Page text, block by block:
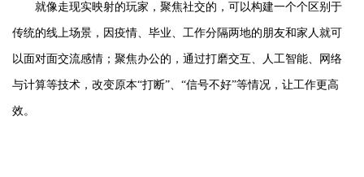
就像走现实映射的玩家，聚焦社交的，可以构建一个个区别于
传统的线上场景，因疫情、毕业、工作分隔两地的朋友和家人就可
以面对面交流感情；聚焦办公的，通过打磨交互、人工智能、网络
与计算等技术，改变原本“打断”、“信号不好”等情况，让工作更高
效。